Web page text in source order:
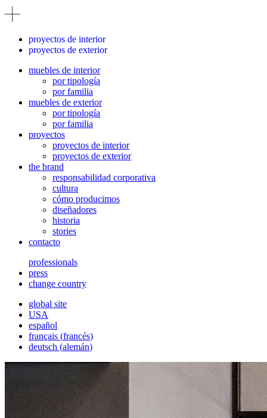
proyectos de interior
proyectos de exterior
muebles de interior
por tipología
por familia
muebles de exterior
por tipología
por familia
proyectos
proyectos de interior
proyectos de exterior
the brand
responsabilidad corporativa
cultura
cómo producimos
diseñadores
historia
stories
contacto
professionals
press
change country
global site
USA
español
français (francés)
deutsch (alemán)